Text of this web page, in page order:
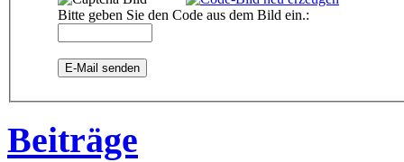
Bitte geben Sie den Code aus dem Bild ein.:
E-Mail senden
Beiträge